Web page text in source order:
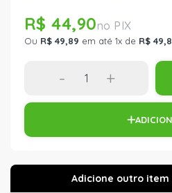
R$ 44,90
Ou R$ 49,89 em até 1x de R$
- +